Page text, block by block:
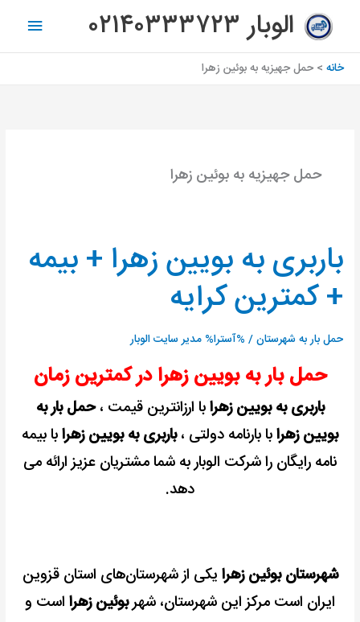
محتوا
الوبار ۰۲۱۴۰۳۳۳۷۲۳
اصلی
خانه حمل جهیزیه به بوئین زهرا
حمل جهیزیه به بوئین زهرا
باربری به بویین زهرا + بیمه
+ کمترین کرایه
حمل بار به شهرستان/ %آسترا% مدیر سایت الوبار
حمل بار به بویین زهرا در کمترین زمان
باربری به بویین زهرابا ارزانترین قیمت ،حمل بار به
بویین زهرابا بارنامه دولتی ،باربری به بویین زهرابا بیمه
نامه رایگان را شرکت الوبار به شما مشتریان عزیز ارائه می
دهد.
شهرستان بوئین‌ زهرا یکی از شهرستان‌های استان قزوین
ایران است مرکز این شهرستان، شهربوئین‌ زهرا است و
باربری
به
بویین
بیمه
کرایه